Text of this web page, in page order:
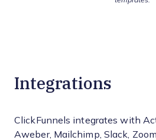
Integrations
ClickFunnels integrates with
Aweber, Mailchimp, Slack,